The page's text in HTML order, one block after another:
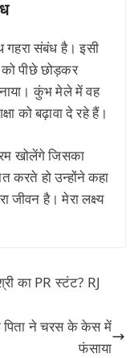
गहरा संबंध है। इसी
पीछे छोड़कर
कुंभ मेले में वह
को बढ़ावा दे रहे हैं।
खोलेंगे जिसका
करते हो उन्होंने कहा
है। मेरा लक्ष्य
का PR स्टंट? RJ
के पिता ने चरस के केस में
फंसाया